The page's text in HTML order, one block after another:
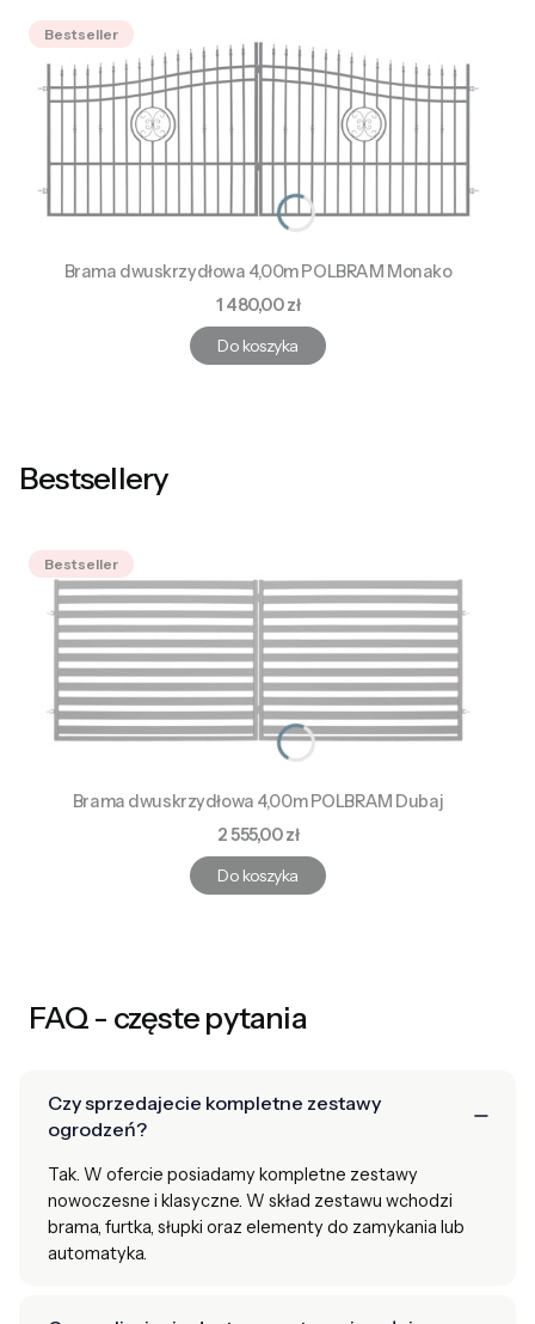
Bestseller
Brama dwuskrzydłowa 4,00m POLBRAM Monako
Cena
1 480,00 zł
Do koszyka
Bestsellery
Bestseller
Brama dwuskrzydłowa 4,00m POLBRAM Dubaj
Cena
2 555,00 zł
Do koszyka
FAQ - częste pytania
Czy sprzedajecie kompletne zestawy
ogrodzeń?
Tak. W ofercie posiadamy kompletne zestawy
nowoczesne i klasyczne. W skład zestawu wchodzi
brama, furtka, słupki oraz elementy do zamykania lub
automatyka.